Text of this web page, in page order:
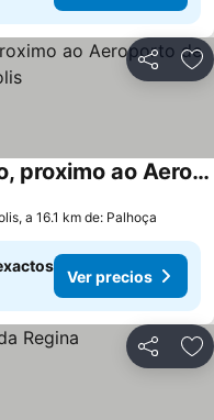
Compartir
Quarto Privativo com Lago, proximo ao Aeroporto de Florianopolis
a 16.1 km de: Palhoça
Ver precios
Compartir